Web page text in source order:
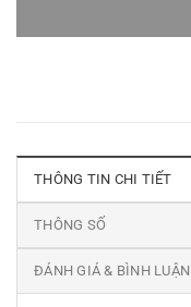
THÔNG TIN CHI TIẾT
THÔNG SỐ
ĐÁNH GIÁ & BÌNH LUẬN